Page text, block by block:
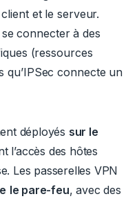
et le serveur.
connecter à des
(ressources
qu’IPSec connecte un
déployés sur le
l’accès des hôtes
Les passerelles VPN
le pare-feu, avec des